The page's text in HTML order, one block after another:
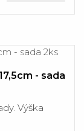
- sada
Výška